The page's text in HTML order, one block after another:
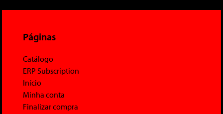
Páginas
Catálogo
ERP Subscription
Início
Minha conta
Finalizar compra